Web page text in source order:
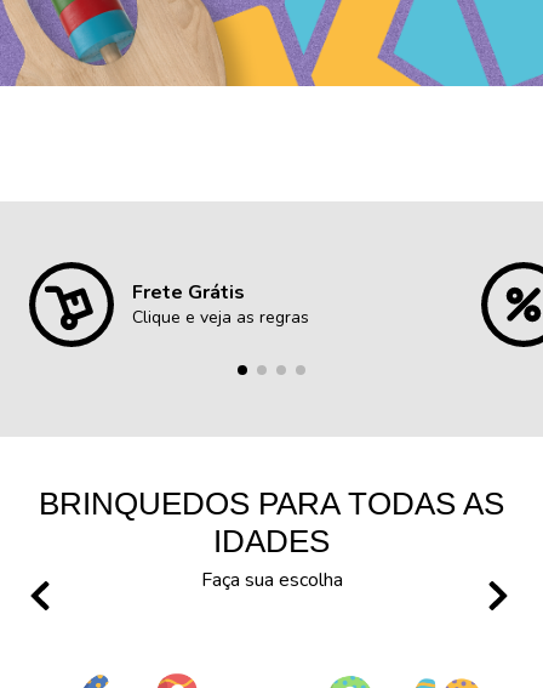
Frete Grátis
Clique e veja as regras
BRINQUEDOS PARA TODAS AS
IDADES
Faça sua escolha